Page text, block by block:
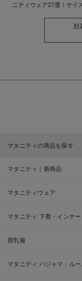
ニティウェア27選！サイ
妊
マタニティの商品を探す
マタニティ｜新商品
マタニティウェア
マタニティ 下着・インナー
授乳服
マタニティ パジャマ・ル